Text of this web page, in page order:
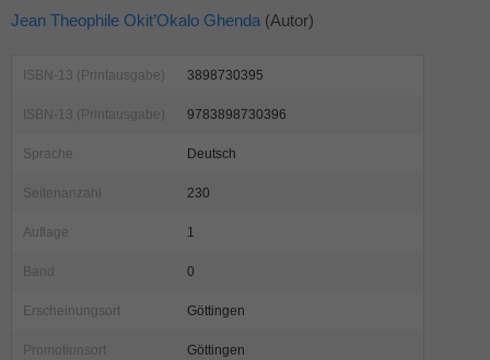
Jean Theophile Okit’Okalo Ghenda (Autor)
ISBN-13 (Printausgabe) 3898730395
ISBN-13 (Printausgabe) 9783898730396
Sprache Deutsch
Seitenanzahl 230
Auflage 1
Band 0
Erscheinungsort Göttingen
Promotionsort Göttingen